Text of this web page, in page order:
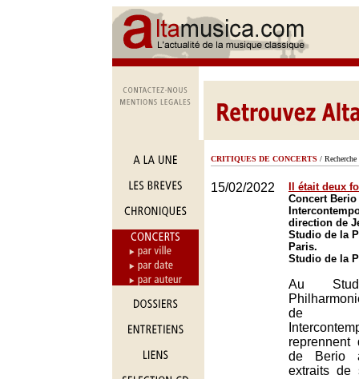
CRITIQUES DE CONCERTS / Recherche
15/02/2022
Il était deux
Concert Berio
direction de
Studio de la
Paris.
Studio de la
Au
de
reprennent
de Berio
extraits de